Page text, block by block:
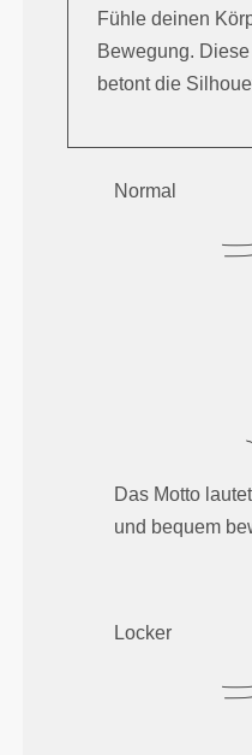
Fühle deinen
Bewegung.
betont die
Normal
Das Motto
und bequem
Locker